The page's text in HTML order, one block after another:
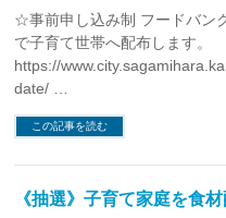
☆事前申し込み制 フードバン
で子育て世帯へ配布します。
https://
date/ …
この記事を読む
《抽選》子育て家庭を食